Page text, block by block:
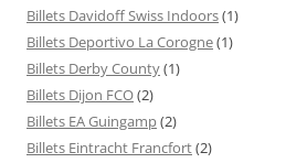
Billets Davidoff Swiss Indoors(1)
Billets Deportivo La Corogne(1)
Billets Derby County(1)
Billets Dijon FCO(2)
Billets EA Guingamp(2)
Billets Eintracht Francfort(2)